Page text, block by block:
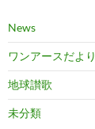
News
ワンアースだより
地球讃歌
未分類